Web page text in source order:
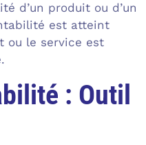
d’un produit ou d’un
est atteint
ou le service est
: Outil